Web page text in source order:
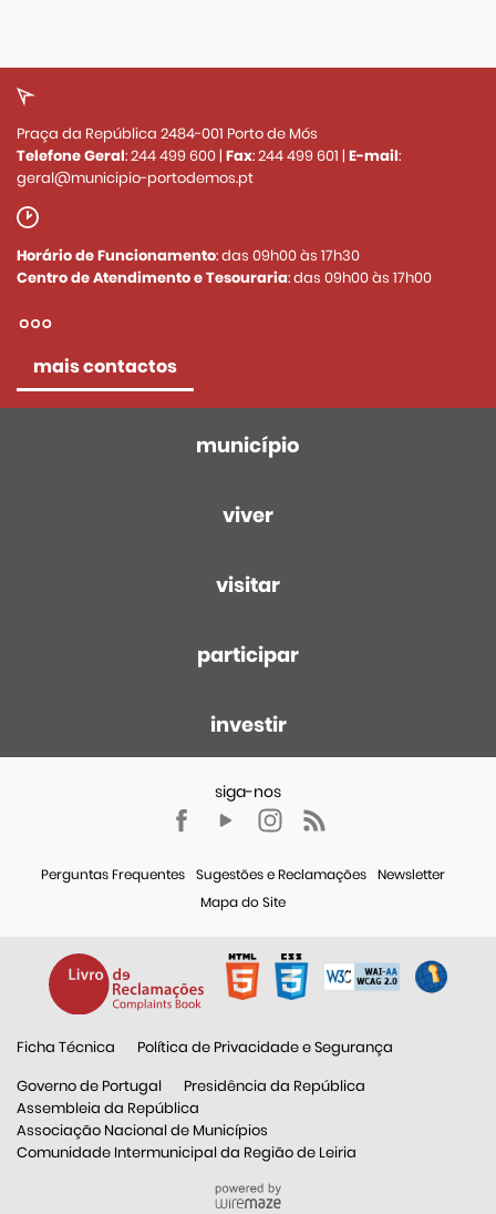
Praça da República 2484-001 Porto de Mós
Telefone Geral:244 499 600| Fax:244 499 601 | E-mail:
geral@municipio-portodemos.pt
Horário de Funcionamento: das 09h00 às 17h30
Centro de Atendimento e Tesouraria: das 09h00 às 17h00
mais contactos
município
viver
visitar
participar
investir
Perguntas Frequentes Sugestões e Reclamações
Newsletter
Mapa do Site
Ficha Técnica
Política de Privacidade e Segurança
Governo de Portugal
Presidência da República
Assembleia da República
Associação Nacional de Municípios
Comunidade Intermunicipal da Região de Leiria